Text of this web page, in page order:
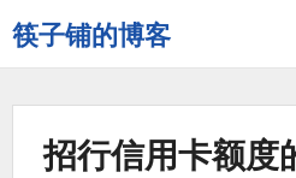
筷子铺的博客
记
录
招行信用卡额度